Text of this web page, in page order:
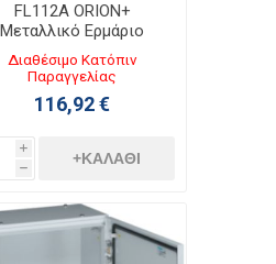
FL112A ORION+
Μεταλλικό Ερμάριο
Π400ΧΥ500ΧΒ200 με
Αδιάφανη Πόρτα IP65
Διαθέσιμο Κατόπιν
Παραγγελίας
116,92 €
i
h
+ΚΑΛΆΘΙ